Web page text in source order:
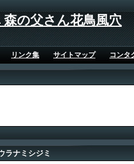
の父さん花鳥風穴
リンク集 サイトマップ コンタ
ラナミシジミ